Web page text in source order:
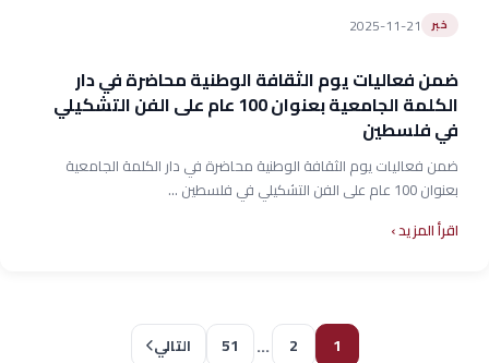
خبر 2025-11-21
ضمن فعاليات يوم الثقافة الوطنية محاضرة في دار
الكلمة الجامعية بعنوان 100 عام على الفن التشكيلي
في فلسطين
ضمن فعاليات يوم الثقافة الوطنية محاضرة في دار الكلمة الجامعية
بعنوان 100 عام على الفن التشكيلي في فلسطين ...
اقرأ المزيد
1
2
…
51 التالي